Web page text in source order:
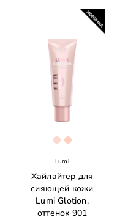
[Color]: #fbd9cf
[Color]: #ffd1c1
Lumi
Хайлайтер для
сияющей кожи
Lumi Glotion,
оттенок 901